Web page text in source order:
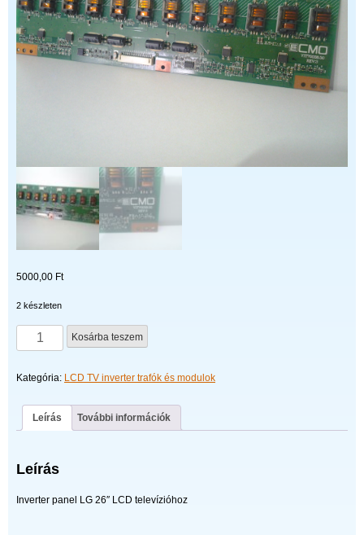
5000,00 Ft
2 készleten
VIT70038.50
27-
mennyiség
Kosárba teszem
Kategória: LCD TV inverter trafók és modulok
Leírás További információk
Leírás
Inverter panel LG 26″ LCD televízióhoz